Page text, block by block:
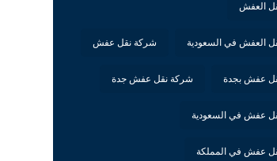
العفش
العفش في السعودية شركة نقل عفش
عفش بجدة شركة نقل عفش جدة
عفش في السعودية
عفش في المملكة